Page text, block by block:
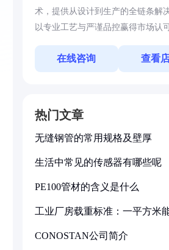
术，提供从设计到生产的全链条解
以专业工艺与严谨品控赢得市场认可
在线咨询 查看
热门文章
无缝钢管的常用规格及壁厚
生活中常见的传感器有哪些呢
PE100管材的含义是什么
工业厂房载重标准：一平方米
CONOSTAN公司简介